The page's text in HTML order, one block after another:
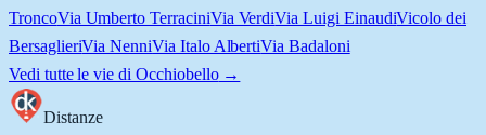
TroncoVia Umberto TerraciniVia VerdiVia Luigi EinaudiVicolo dei
BersaglieriVia NenniVia Italo AlbertiVia Badaloni
Vedi tutte le vie di Occhiobello→
Distanze